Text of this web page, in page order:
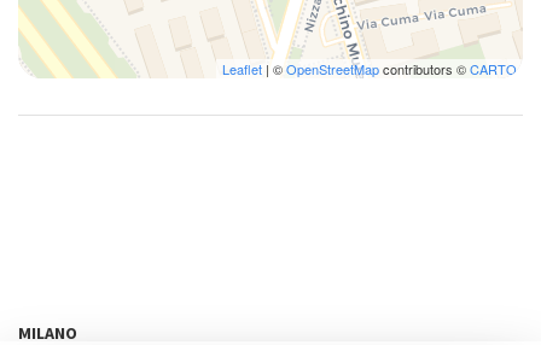
Leaflet | ©OpenStreetMapcontributors ©CARTO
MILANO